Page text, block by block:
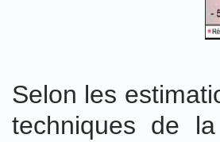
Selon les
techniques de